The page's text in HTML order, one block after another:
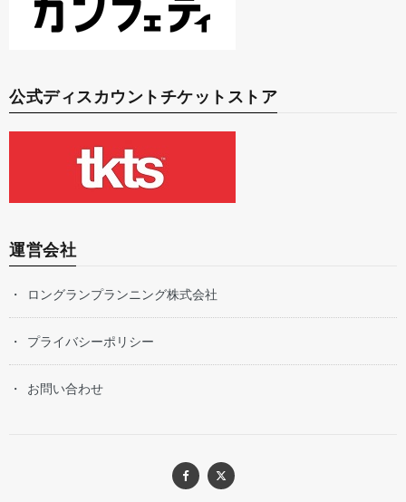
公式ディスカウントチケットストア
運営会社
ロングランプランニング株式会社
プライバシーポリシー
お問い合わせ